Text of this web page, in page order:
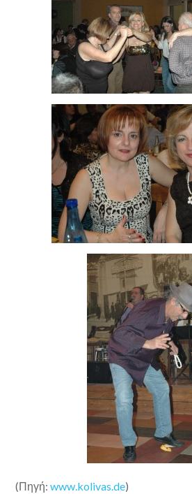
(Πηγή:www.kolivas.de)